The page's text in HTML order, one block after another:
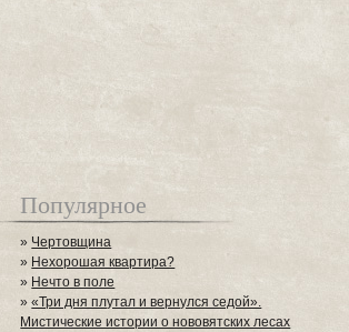
Популярное
» Чертовщина
» Нехорошая квартира?
» Нечто в поле
»«Три дня плутал и вернулся седой».
Мистические истории о нововятских лесах